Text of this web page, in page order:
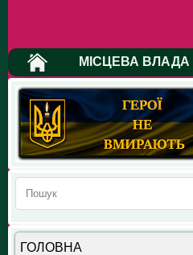
МІСЦЕВА ВЛАДА
ГОЛОВНА